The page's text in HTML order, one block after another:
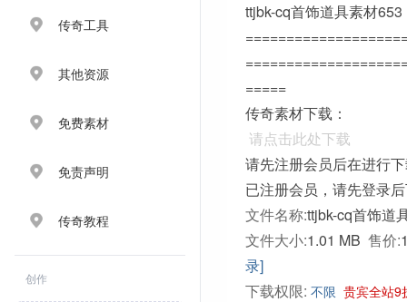
传奇工具
其他资源
免费素材
免责声明
传奇教程
创作
ttjbk-cq首饰道具素材653
=====
传奇素材下载：
请点击此处下载
请先注册会员后在进行
已注册会员，请先登录
文件名称:ttjbk-cq首饰道
文件大小:1.01 MB 售价:
录]
下载权限: 不限 贵宾全站9